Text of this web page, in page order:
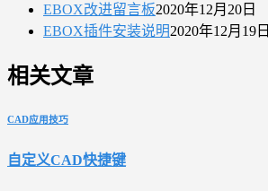
EBOX改进留言板2020年12月20日
EBOX插件安装说明2020年12月19日
相关文章
CAD应用技巧
自定义CAD快捷键